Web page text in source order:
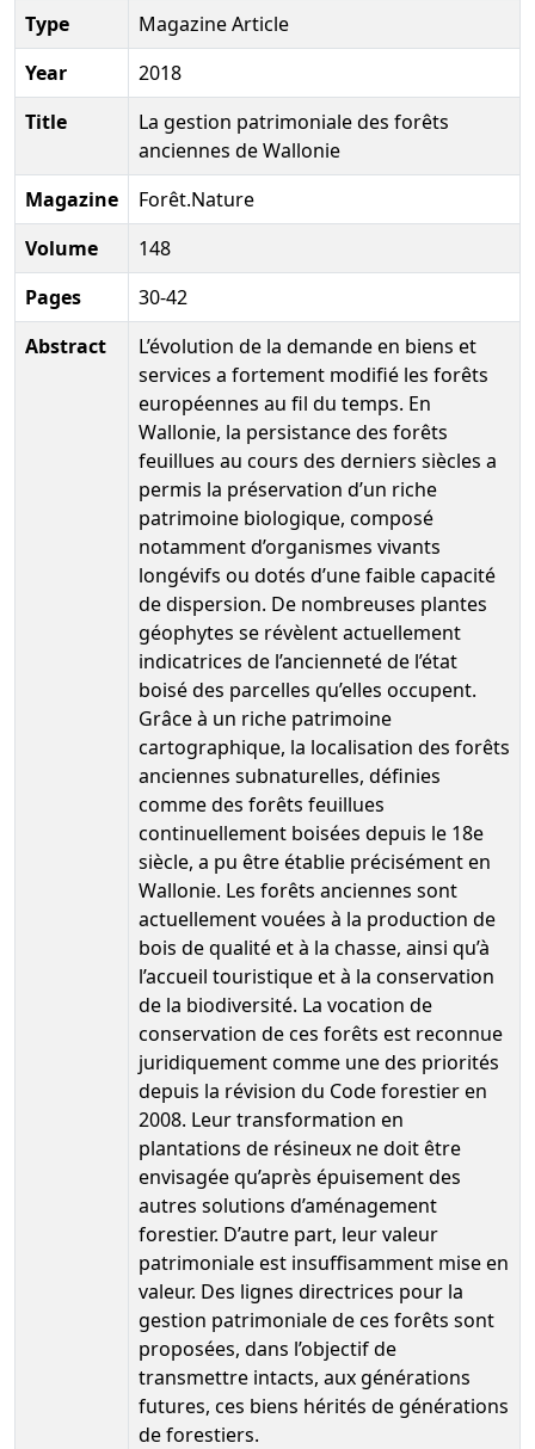
Type
Magazine Article
Year
2018
Title
La gestion patrimoniale des forêts
anciennes de Wallonie
Magazine
Forêt.Nature
Volume
148
Pages
30-42
Abstract
L’évolution de la demande en biens et
services a fortement modifié les forêts
européennes au fil du temps. En
Wallonie, la persistance des forêts
feuillues au cours des derniers siècles a
permis la préservation d’un riche
patrimoine biologique, composé
notamment d’organismes vivants
longévifs ou dotés d’une faible capacité
de dispersion. De nombreuses plantes
géophytes se révèlent actuellement
indicatrices de l’ancienneté de l’état
boisé des parcelles qu’elles occupent.
Grâce à un riche patrimoine
cartographique, la localisation des forêts
anciennes subnaturelles, définies
comme des forêts feuillues
continuellement boisées depuis le 18e
siècle, a pu être établie précisément en
Wallonie. Les forêts anciennes sont
actuellement vouées à la production de
bois de qualité et à la chasse, ainsi qu’à
l’accueil touristique et à la conservation
de la biodiversité. La vocation de
conservation de ces forêts est reconnue
juridiquement comme une des priorités
depuis la révision du Code forestier en
2008. Leur transformation en
plantations de résineux ne doit être
envisagée qu’après épuisement des
autres solutions d’aménagement
forestier. D’autre part, leur valeur
patrimoniale est insuffisamment mise en
valeur. Des lignes directrices pour la
gestion patrimoniale de ces forêts sont
proposées, dans l’objectif de
transmettre intacts, aux générations
futures, ces biens hérités de générations
de forestiers.